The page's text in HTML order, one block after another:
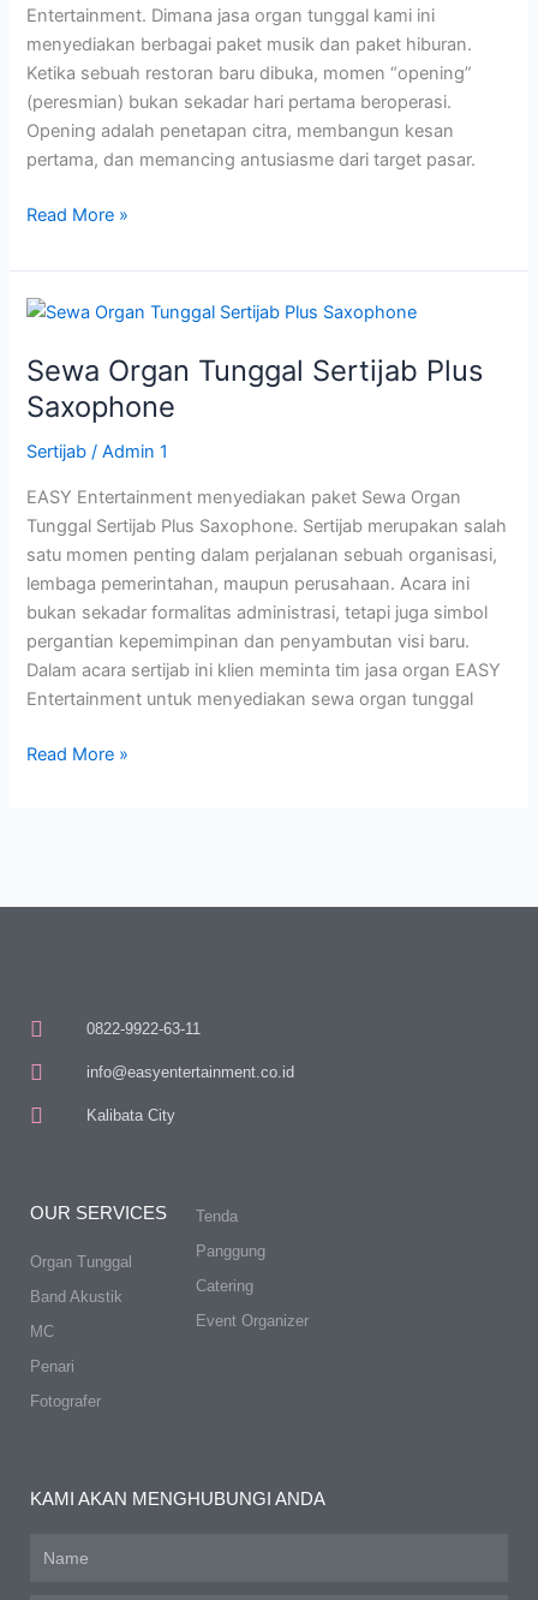
Entertainment. Dimana jasa organ tunggal kami ini
menyediakan berbagai paket musik dan paket hiburan.
Ketika sebuah restoran baru dibuka, momen “opening”
(peresmian) bukan sekadar hari pertama beroperasi.
Opening adalah penetapan citra, membangun kesan
pertama, dan memancing antusiasme dari target pasar.
Read More »
Sewa Organ Tunggal Sertijab Plus
Saxophone
Sertijab /Admin 1
EASY Entertainment menyediakan paket Sewa Organ
Tunggal Sertijab Plus Saxophone. Sertijab merupakan salah
satu momen penting dalam perjalanan sebuah organisasi,
lembaga pemerintahan, maupun perusahaan. Acara ini
bukan sekadar formalitas administrasi, tetapi juga simbol
pergantian kepemimpinan dan penyambutan visi baru.
Dalam acara sertijab ini klien meminta tim jasa organ EASY
Entertainment untuk menyediakan sewa organ tunggal
Sewa
Tunggal
Sertijab
Saxophone
Read More »
0822-9922-63-11
info@easyentertainment.co.id
Kalibata City
OUR SERVICES
Organ Tunggal
Band Akustik
MC
Penari
Fotografer
Tenda
Panggung
Catering
Event Organizer
KAMI AKAN MENGHUBUNGI ANDA